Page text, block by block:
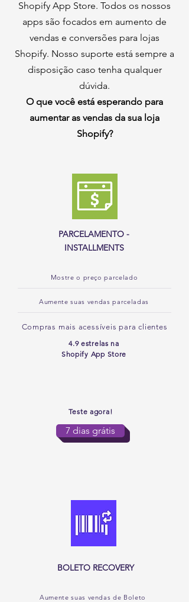
Shopify App Store. Todos os nossos
apps são focados em aumento de
vendas e conversões para lojas
Shopify. Nosso suporte está sempre a
disposição caso tenha qualquer
dúvida.
O que você está esperando para
aumentar as vendas da sua loja
Shopify?
PARCELAMENTO -
INSTALLMENTS
Mostre o preço parcelado
Aumente suas vendas parceladas
Compras mais acessíveis para clientes
4.9 estrelas na
Shopify App Store
Teste agora!
7 dias grátis
BOLETO RECOVERY
Aumente suas vendas de Boleto